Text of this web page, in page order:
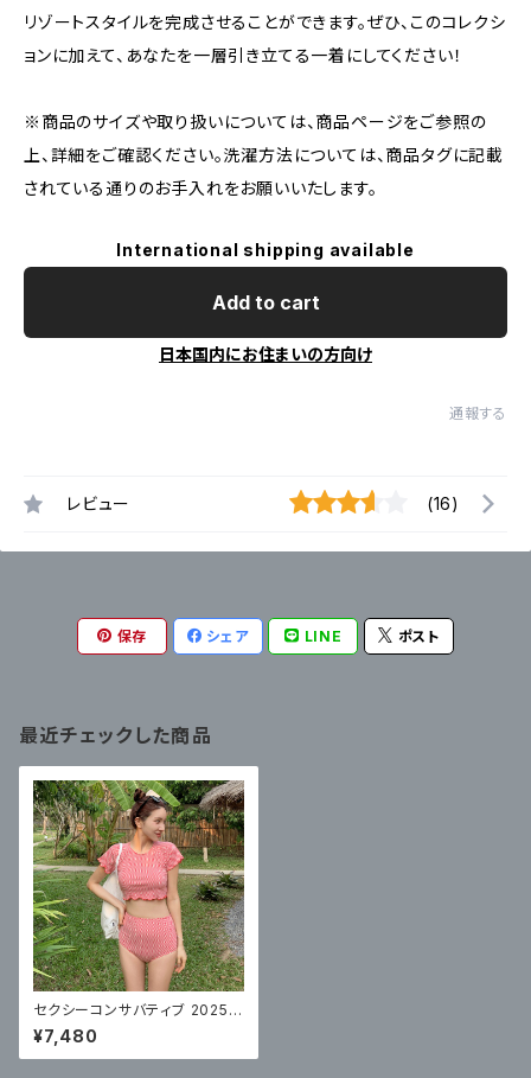
リゾートスタイルを完成させることができます。ぜひ、このコレクシ
ョンに加えて、あなたを一層引き立てる一着にしてください！
※商品のサイズや取り扱いについては、商品ページをご参照の
上、詳細をご確認ください。洗濯方法については、商品タグに記載
されている通りのお手入れをお願いいたします。
International shipping available
Add to cart
日本国内にお住まいの方向け
通報する
レビュー (16)
保存 シェア LINE ポスト
最近チェックした商品
セクシーコンサバティブ 2025
新しいホットスタイルハイエンド
¥7,480